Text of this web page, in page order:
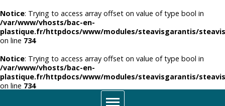
Notice: Trying to access array offset on value of type bool in
/var/www/vhosts/bac-en-
plastique.fr/httpdocs/www/modules/steavisgarantis/
on line 734
Notice: Trying to access array offset on value of type bool in
/var/www/vhosts/bac-en-
plastique.fr/httpdocs/www/modules/steavisgarantis/
on line 734